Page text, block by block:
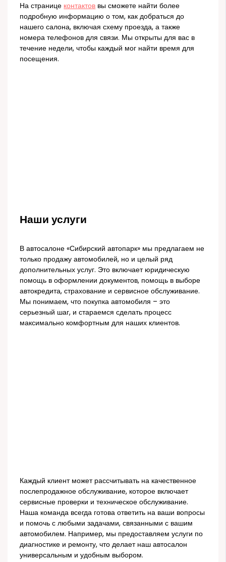
На странице контактов вы сможете найти более
подробную информацию о том, как добраться до
нашего салона, включая схему проезда, а также
номера телефонов для связи. Мы открыты для вас в
течение недели, чтобы каждый мог найти время для
посещения.
Наши услуги
В автосалоне «Сибирский автопарк» мы предлагаем не
только продажу автомобилей, но и целый ряд
дополнительных услуг. Это включает юридическую
помощь в оформлении документов, помощь в выборе
автокредита, страхование и сервисное обслуживание.
Мы понимаем, что покупка автомобиля – это
серьезный шаг, и стараемся сделать процесс
максимально комфортным для наших клиентов.
Каждый клиент может рассчитывать на качественное
послепродажное обслуживание, которое включает
сервисные проверки и техническое обслуживание.
Наша команда всегда готова ответить на ваши вопросы
и помочь с любыми задачами, связанными с вашим
автомобилем. Например, мы предоставляем услуги по
диагностике и ремонту, что делает наш автосалон
универсальным и удобным выбором.